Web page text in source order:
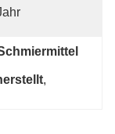
,